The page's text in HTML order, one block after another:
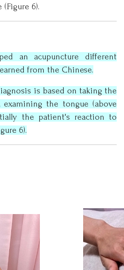
6).
an acupuncture different
from the Chinese.
is based on taking the
examining the tongue (above
the patient's reaction to
6).